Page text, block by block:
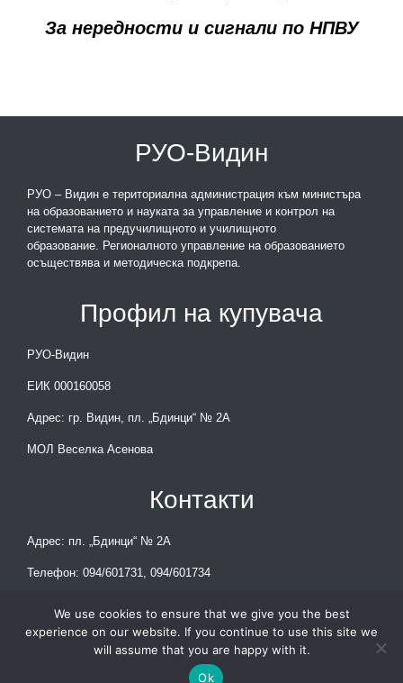
За нередности и сигнали по НПВУ
РУО-Видин
РУО – Видин е териториална администрация към министъра
на образованието и науката за управление и контрол на
системата на предучилищното и училищното
образование. Регионалното управление на образованието
осъществява и методическа подкрепа.
Профил на купувача
РУО-Видин
ЕИК 000160058
Адрес: гр. Видин, пл. „Бдинци“ № 2А
МОЛ Веселка Асенова
Контакти
Адрес: пл. „Бдинци“ № 2А
Телефон: 094/601731, 094/601734
© РУО-Видин 2023
We use cookies to ensure that we give you the best
experience on our website. If you continue to use this site we
will assume that you are happy with it.
Ok